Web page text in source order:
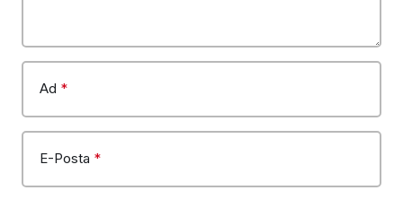
Ad *
E-Posta *